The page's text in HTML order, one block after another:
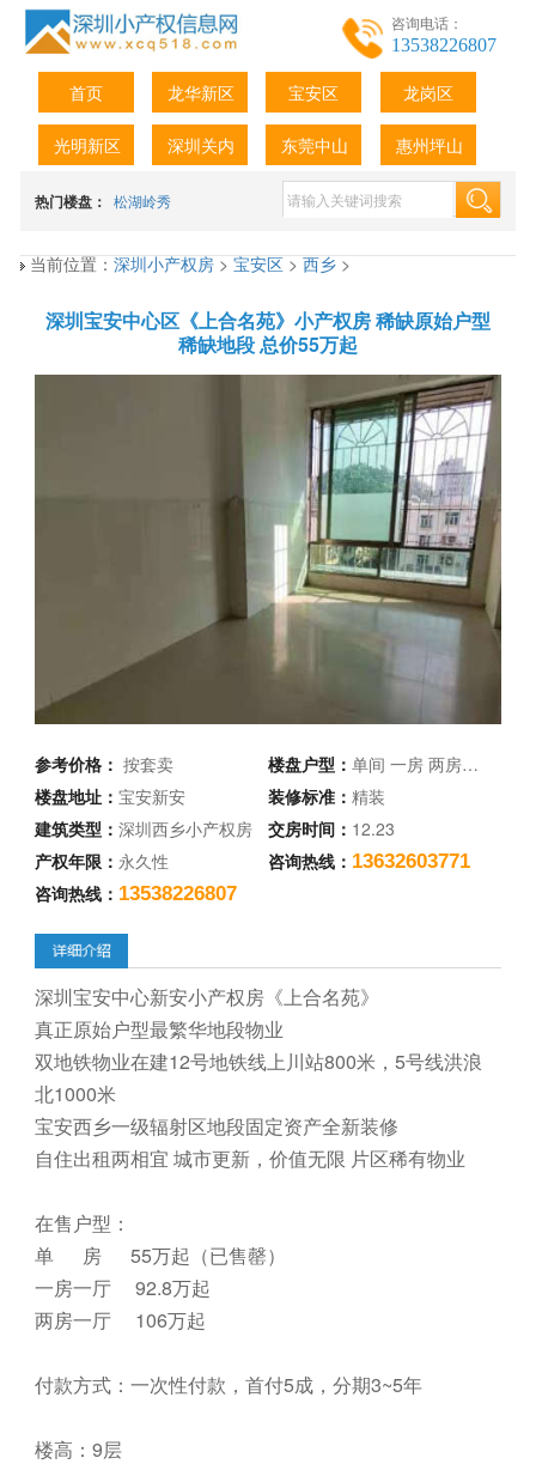
咨询电话：
13538226807
首页 龙华新区 宝安区 龙岗区
光明新区 深圳关内 东莞中山 惠州坪山
热门楼盘： 松湖岭秀
当前位置：深圳小产权房>宝安区>西乡>
深圳宝安中心区《上合名苑》小产权房 稀缺原始户型
稀缺地段 总价55万起
参考价格：按套卖 楼盘户型： 单间 一房 两房…
楼盘地址：宝安新安 装修标准： 精装
建筑类型：深圳西乡小产权房 交房时间： 12.23
产权年限： 永久性 咨询热线： 13632603771
咨询热线： 13538226807
深圳宝安中心新安小产权房《上合名苑》
真正原始户型最繁华地段物业
双地铁物业在建12号地铁线上川站800米，5号线洪浪
北1000米
宝安西乡一级辐射区地段固定资产全新装修
自住出租两相宜 城市更新，价值无限 片区稀有物业
在售户型：
单 房 55万起（已售罄）
一房一厅 92.8万起
两房一厅 106万起
付款方式：一次性付款，首付5成，分期3~5年
楼高：9层